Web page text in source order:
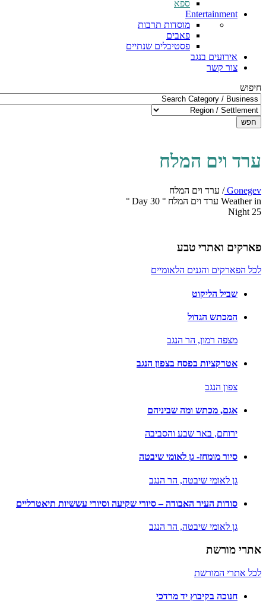
ספא
Entertainment
מוסדות תרבות
פאבים
פסטיבלים שנתיים
אירועים בנגב
צור קשר
חיפוש
חפש
ערד וים המלח
Gonegev
/ ערד וים המלח
Weather in ערד וים המלח
°
30
Day
°
25
Night
פארקים ואתרי טבע
לכל הפארקים והגנים הלאומיים
שביל הליקוט
המכתש הגדול
מצפה רמון, הר הנגב
אטרקציות בפסח בצפון הנגב
צפון הנגב
אגם, מכתש ומה שביניהם
ירוחם, באר שבע והסביבה
סיור מומחז- גן לאומי שיבטה
גן לאומי שיבטה, הר הנגב
סודות העיר האבודה – סיורי שקיעה וסיורי עששיות תיאטרליים
גן לאומי שיבטה, הר הנגב
אתרי מורשת
לכל אתרי המורשת
חנוכה בקיבוץ יד מרדכי